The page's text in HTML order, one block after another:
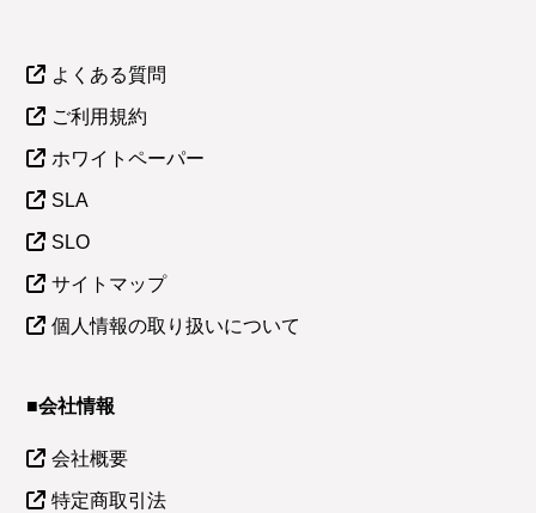
よくある質問
ご利用規約
ホワイトペーパー
SLA
SLO
サイトマップ
個人情報の取り扱いについて
■会社情報
会社概要
特定商取引法